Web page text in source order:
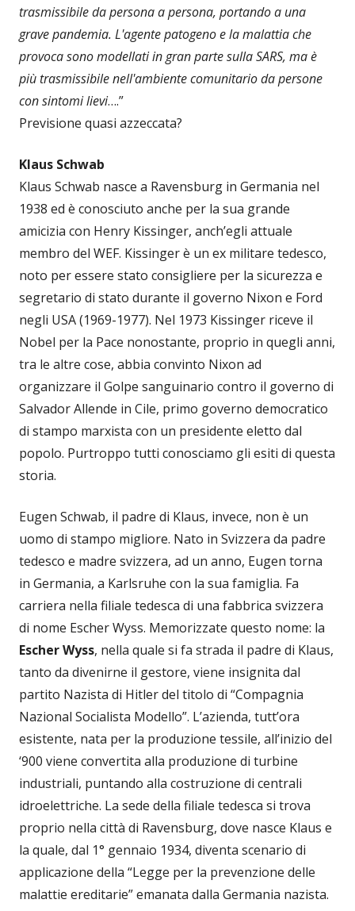
trasmissibile da persona a persona, portando a una
grave pandemia. L'agente patogeno e la malattia che
provoca sono modellati in gran parte sulla SARS, ma è
più trasmissibile nell'ambiente comunitario da persone
con sintomi lievi….”
Previsione quasi azzeccata?
Klaus Schwab
Klaus Schwab nasce a Ravensburg in Germania nel
1938 ed è conosciuto anche per la sua grande
amicizia con Henry Kissinger, anch’egli attuale
membro del WEF. Kissinger è un ex militare tedesco,
noto per essere stato consigliere per la sicurezza e
segretario di stato durante il governo Nixon e Ford
negli USA (1969-1977). Nel 1973 Kissinger riceve il
Nobel per la Pace nonostante, proprio in quegli anni,
tra le altre cose, abbia convinto Nixon ad
organizzare il Golpe sanguinario contro il governo di
Salvador Allende in Cile, primo governo democratico
di stampo marxista con un presidente eletto dal
popolo. Purtroppo tutti conosciamo gli esiti di questa
storia.
Eugen Schwab, il padre di Klaus, invece, non è un
uomo di stampo migliore. Nato in Svizzera da padre
tedesco e madre svizzera, ad un anno, Eugen torna
in Germania, a Karlsruhe con la sua famiglia. Fa
carriera nella filiale tedesca di una fabbrica svizzera
di nome Escher Wyss. Memorizzate questo nome: la
Escher Wyss, nella quale si fa strada il padre di Klaus,
tanto da divenirne il gestore, viene insignita dal
partito Nazista di Hitler del titolo di “Compagnia
Nazional Socialista Modello”. L’azienda, tutt’ora
esistente, nata per la produzione tessile, all’inizio del
‘900 viene convertita alla produzione di turbine
industriali, puntando alla costruzione di centrali
idroelettriche. La sede della filiale tedesca si trova
proprio nella città di Ravensburg, dove nasce Klaus e
la quale, dal 1° gennaio 1934, diventa scenario di
applicazione della “Legge per la prevenzione delle
malattie ereditarie” emanata dalla Germania nazista.